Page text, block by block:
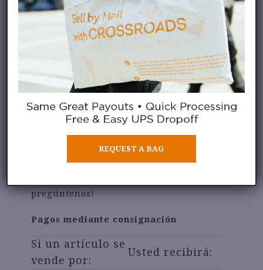
cualquier momento para comprar
cualquier cosa en la tienda.
ofrecemos artículos
de diseño de alta gama en consignación,
con pagos de hasta el 70 % en efectivo.
Los pagos se realizan cuando el artículo
se vende. Si tiene un artículo que
prefiere entregar en consignación en
pregúntenos!
Pagos mediante consignación
Si un artículo se
vende por:
Usted recibirá:
REQUEST A BAG